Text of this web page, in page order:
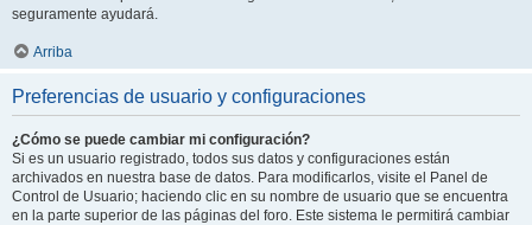
seguramente ayudará.
Arriba
Preferencias de usuario y configuraciones
¿Cómo se puede cambiar mi configuración?
Si es un usuario registrado, todos sus datos y configuraciones están
archivados en nuestra base de datos. Para modificarlos, visite el Panel de
Control de Usuario; haciendo clic en su nombre de usuario que se encuentra
en la parte superior de las páginas del foro. Este sistema le permitirá cambiar